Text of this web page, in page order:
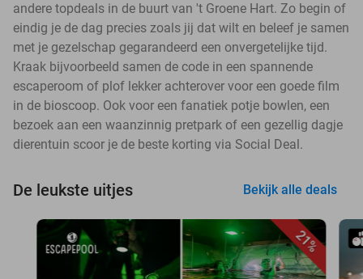
andere topdeals in de buurt van 't Groene Hart. Zo begin of
eindig je de dag precies zoals jij dat wilt en beleef je samen
met je gezelschap gegarandeerd een onvergetelijke tijd.
Kraak bijvoorbeeld samen de code in een spannende
escaperoom of plof lekker achterover voor een goede film
in de bioscoop. Ook voor een fanatiek potje bowlen, een
bezoek aan een waanzinnig pretpark of een gezellig dagje
dierentuin scoor je de beste korting via Social Deal.
De leukste uitjes Bekijk alle deals
21%